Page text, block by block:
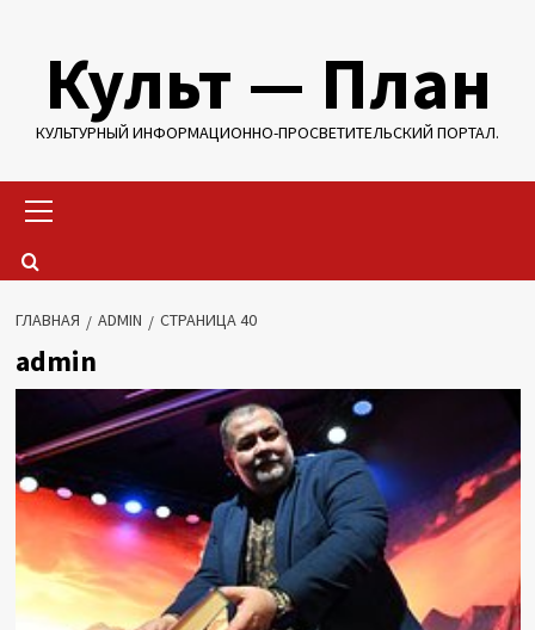
содержимому
Культ — План
КУЛЬТУРНЫЙ ИНФОРМАЦИОННО-ПРОСВЕТИТЕЛЬСКИЙ ПОРТАЛ.
меню
ГЛАВНАЯ ADMIN СТРАНИЦА 40
admin